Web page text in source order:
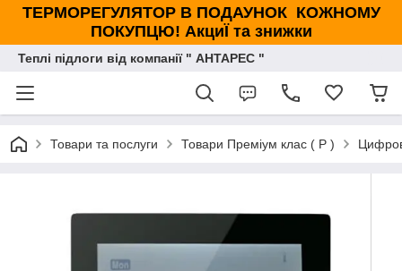
ТЕРМОРЕГУЛЯТОР В ПОДАУНОК КОЖНОМУ
ПОКУПЦЮ! АкциЇ та знижки
Теплі підлоги від компанії " АНТАРЕС "
Товари та послуги Товари Преміум клас ( Р )